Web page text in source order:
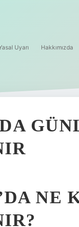
Uyarı Hakkımızda
NE